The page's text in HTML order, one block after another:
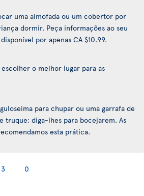
uma almofada ou um cobertor por
dormir. Peça informações ao seu
por apenas CA $10.99.
escolher o melhor lugar para as
para chupar ou uma garrafa de
truque: diga-lhes para bocejarem. As
esta prática.
3 0